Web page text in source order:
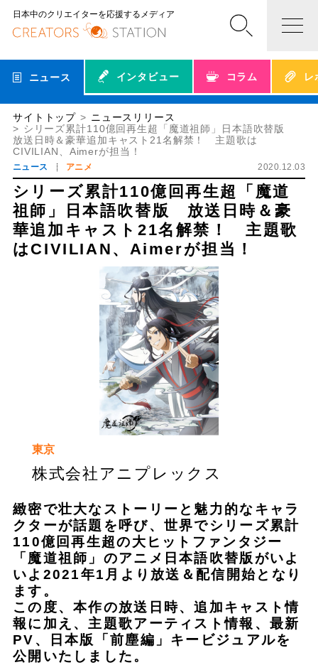
日本中のクリエイターを応援するメディア
ニュース インタビュー コラム レ
サイトトップ
ニュースリリース
シリーズ累計110億回再生超「魔道祖師」日本語吹替版
放送日時＆豪華追加キャスト21名解禁！ 主題歌は
CIVILIAN、Aimerが担当！
ニュース アニメ 2020.12.03
シリーズ累計110億回再生超「魔道
祖師」日本語吹替版 放送日時＆豪
華追加キャスト21名解禁！ 主題歌
はCIVILIAN、Aimerが担当！
東京
株式会社アニプレックス
緻密で壮大なストーリーと魅力的なキャラ
クターが話題を呼び、世界でシリーズ累計
110億回再生超の大ヒットファンタジー
「魔道祖師」のアニメ日本語吹替版がいよ
いよ2021年1月より放送＆配信開始となり
ます。
この度、本作の放送日時、追加キャスト情
報に加え、主題歌アーティスト情報、最新
PV、日本版「前塵編」キービジュアルを
公開いたしました。